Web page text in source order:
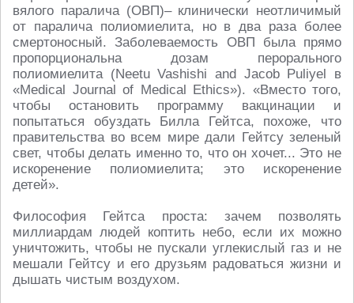
вялого паралича (ОВП)– клинически неотличимый
от паралича полиомиелита, но в два раза более
смертоносный. Заболеваемость ОВП была прямо
пропорциональна дозам перорального
полиомиелита (Neetu Vashishi and Jacob Puliyel в
«Medical Journal of Medical Ethics»). «Вместо того,
чтобы остановить программу вакцинации и
попытаться обуздать Билла Гейтса, похоже, что
правительства во всем мире дали Гейтсу зеленый
свет, чтобы делать именно то, что он хочет... Это не
искоренение полиомиелита; это искоренение
детей».
Философия Гейтса проста: зачем позволять
миллиардам людей коптить небо, если их можно
уничтожить, чтобы не пускали углекислый газ и не
мешали Гейтсу и его друзьям радоваться жизни и
дышать чистым воздухом.